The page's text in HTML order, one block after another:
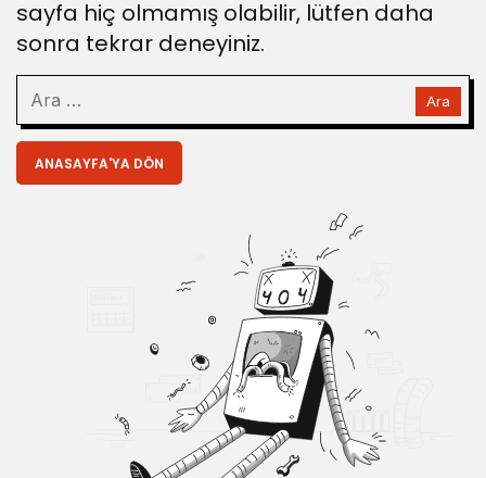
sayfa hiç olmamış olabilir, lütfen daha
sonra tekrar deneyiniz.
ANASAYFA'YA DÖN